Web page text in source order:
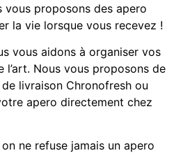
vous proposons des apero
la vie lorsque vous recevez !
vous aidons à organiser vos
l’art. Nous vous proposons de
livraison Chronofresh ou
apero directement chez
ne refuse jamais un apero